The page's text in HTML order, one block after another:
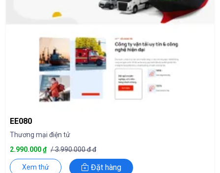
EE080
Thương mại điện tử
2.990.000 ₫ / 3.990.000 đ đ
Xem thử Đặt hàng